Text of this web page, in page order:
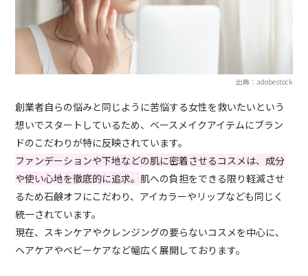
出典：adobestock
創業者自らの悩みと同じように苦悩する女性を救いたいという
想いでスタートしているため、ベースメイクアイテムにブラン
ドのこだわりが特に反映されています。
ファンデーションや下地などの肌に密着させるコスメは、成分
や使い心地を徹底的に追求。 肌への負担をできる限り軽減させ
るため石鹸オフにこだわり、アイカラーやリップなども同じく
統一されています。
現在、スキンケアやクレンジングの要らないコスメを中心に、
ヘアケアやベビーケアなど幅広く展開しております。